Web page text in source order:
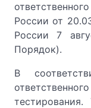
России от
России 7
Порядок).
В